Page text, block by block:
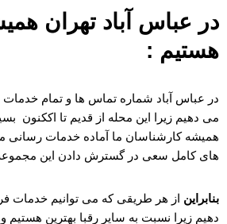
در عباس آباد تهران
هستیم :
در عباس آباد شماره تماس ها و تمام
می دهیم زیرا این محله از قدیم تا اککنون
همیشه کارشناسان ما آماده خدمات رسانی
های کامل سعی در گسترش دادن این
بنابراین از هر طریقی که می توانیم خدمات
دهیم زیرا نسبت به سایر رقبا بهترین هستیم